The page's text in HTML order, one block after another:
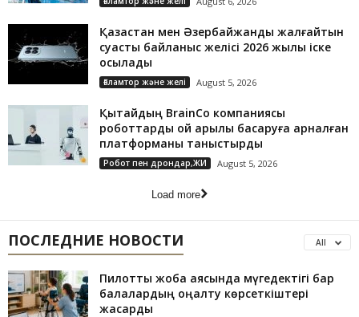
Қазақстан мен Әзербайжанды жалғайтын
суасты байланыс желісі 2026 жылы іске
қосылады
Ғаламтор және желі August 5, 2026
Қытайдың BrainCo компаниясы
роботтарды ой арқылы басқаруға арналған
платформаны таныстырды
Робот пен дрондар,ЖИ August 5, 2026
Load more
ПОСЛЕДНИЕ НОВОСТИ All
Пилоттық жоба аясында мүгедектігі бар
балалардың оңалту көрсеткіштері
жақсарды